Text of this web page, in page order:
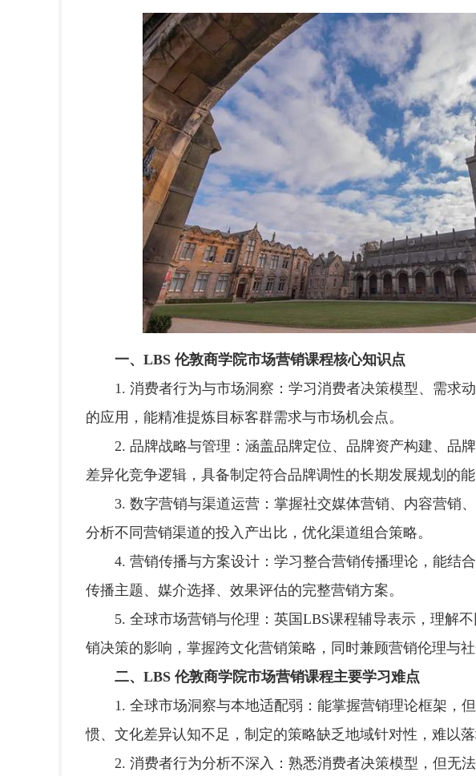
一、LBS 伦敦商学院市场营销课程核心知识点
1. 消费者行为与市场洞察：学习消费者决策模型、需求
的应用，能精准提炼目标客群需求与市场机会点。
2. 品牌战略与管理：涵盖品牌定位、品牌资产构建、品牌
差异化竞争逻辑，具备制定符合品牌调性的长期发展规划的能
3. 数字营销与渠道运营：掌握社交媒体营销、内容营销、
分析不同营销渠道的投入产出比，优化渠道组合策略。
4. 营销传播与方案设计：学习整合营销传播理论，能结合
传播主题、媒介选择、效果评估的完整营销方案。
5. 全球市场营销与伦理：英国LBS课程辅导表示，理解不
销决策的影响，掌握跨文化营销策略，同时兼顾营销伦理与
二、LBS 伦敦商学院市场营销课程主要学习难点
1. 全球市场洞察与本地适配弱：能掌握营销理论框架，但
惯、文化差异认知不足，制定的策略缺乏地域针对性，难以落
2. 消费者行为分析不深入：熟悉消费者决策模型，但无